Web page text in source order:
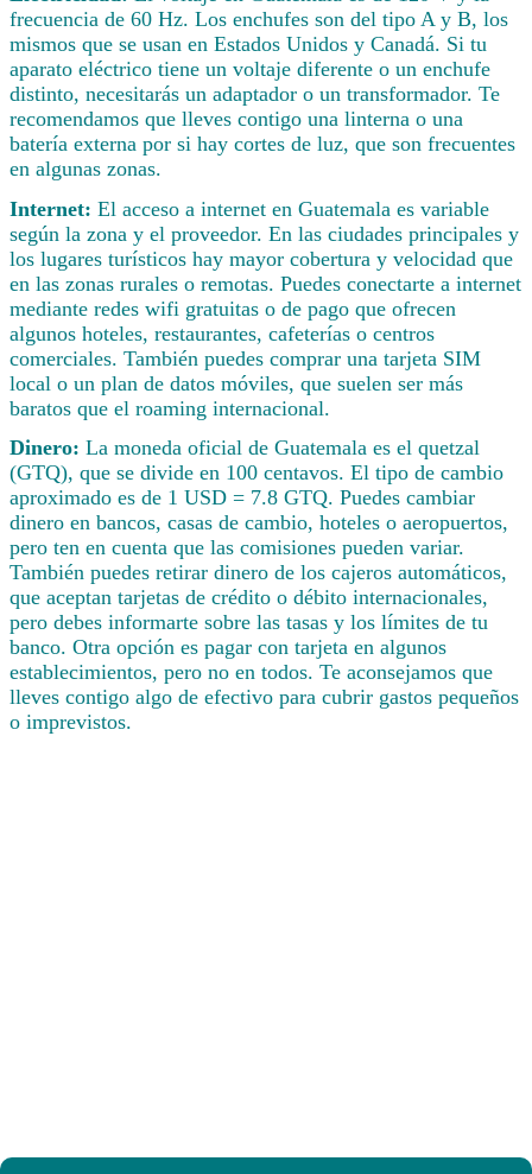
frecuencia de 60 Hz. Los enchufes son del tipo A y B, los
mismos que se usan en Estados Unidos y Canadá. Si tu
aparato eléctrico tiene un voltaje diferente o un enchufe
distinto, necesitarás un adaptador o un transformador. Te
recomendamos que lleves contigo una linterna o una
batería externa por si hay cortes de luz, que son frecuentes
en algunas zonas.
Internet: El acceso a internet en Guatemala es variable
según la zona y el proveedor. En las ciudades principales y
los lugares turísticos hay mayor cobertura y velocidad que
en las zonas rurales o remotas. Puedes conectarte a internet
mediante redes wifi gratuitas o de pago que ofrecen
algunos hoteles, restaurantes, cafeterías o centros
comerciales. También puedes comprar una tarjeta SIM
local o un plan de datos móviles, que suelen ser más
baratos que el roaming internacional.
Dinero: La moneda oficial de Guatemala es el quetzal
(GTQ), que se divide en 100 centavos. El tipo de cambio
aproximado es de 1 USD = 7.8 GTQ. Puedes cambiar
dinero en bancos, casas de cambio, hoteles o aeropuertos,
pero ten en cuenta que las comisiones pueden variar.
También puedes retirar dinero de los cajeros automáticos,
que aceptan tarjetas de crédito o débito internacionales,
pero debes informarte sobre las tasas y los límites de tu
banco. Otra opción es pagar con tarjeta en algunos
establecimientos, pero no en todos. Te aconsejamos que
lleves contigo algo de efectivo para cubrir gastos pequeños
o imprevistos.